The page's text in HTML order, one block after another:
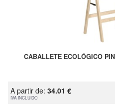
CABALLETE ECOLÓGICO
A partir de: 34.01 €
IVA INCLUIDO